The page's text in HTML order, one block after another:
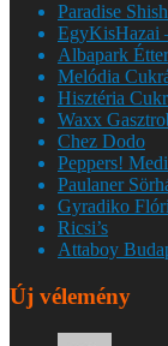
Paradise
EgyKisHazai
Albapark
Melódia
Hisztéria
Waxx
Chez Dodo
Peppers!
Paulaner
Gyradiko
Ricsi’s
Attaboy
Új vélemény